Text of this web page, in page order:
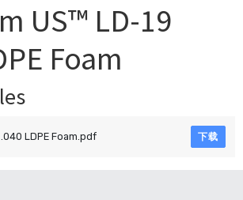
US™ LD-19
Foam
LDPE Foam.pdf 下载